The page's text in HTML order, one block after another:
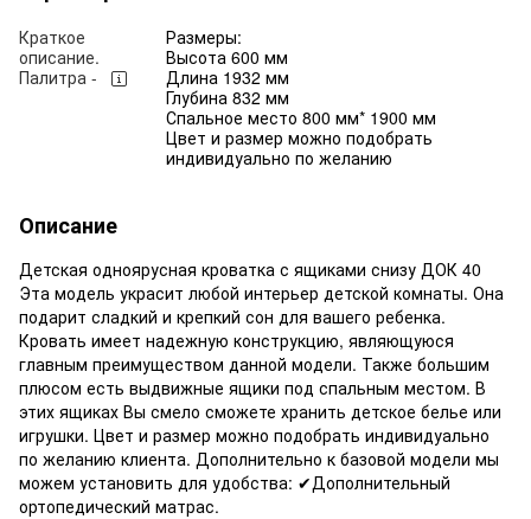
Краткое
описание.
Палитра -
Размеры:
Высота 600 мм
Длина 1932 мм
Глубина 832 мм
Спальное место 800 мм* 1900 мм
Цвет и размер можно подобрать
индивидуально по желанию
Описание
Детская одноярусная кроватка с ящиками снизу ДОК 40
Эта модель украсит любой интерьер детской комнаты. Она
подарит сладкий и крепкий сон для вашего ребенка.
Кровать имеет надежную конструкцию, являющуюся
главным преимуществом данной модели. Также большим
плюсом есть выдвижные ящики под спальным местом. В
этих ящиках Вы смело сможете хранить детское белье или
игрушки. Цвет и размер можно подобрать индивидуально
по желанию клиента. Дополнительно к базовой модели мы
можем установить для удобства: ✔Дополнительный
ортопедический матрас.